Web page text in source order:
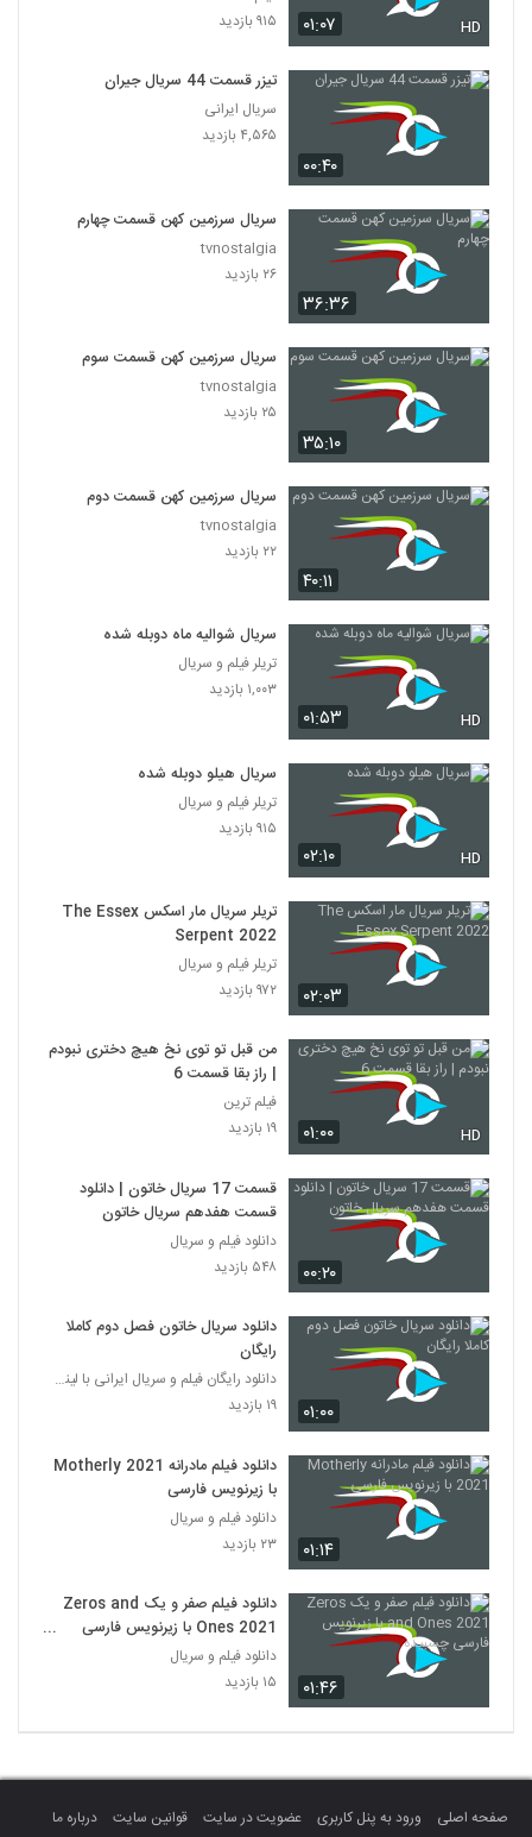
۰۱:۰۷ HD
۹۱۵ بازدید
۰۰:۴۰
تیزر قسمت 44 سریال جیران
سریال ایرانی
۴,۵۶۵ بازدید
۳۶:۳۶
سریال سرزمین کهن قسمت چهارم
tvnostalgia
۲۶ بازدید
۳۵:۱۰
سریال سرزمین کهن قسمت سوم
tvnostalgia
۲۵ بازدید
۴۰:۱۱
سریال سرزمین کهن قسمت دوم
tvnostalgia
۲۲ بازدید
۰۱:۵۳ HD
سریال شوالیه ماه دوبله شده
تریلر فیلم و سریال
۱,۰۰۳ بازدید
۰۲:۱۰ HD
سریال هیلو دوبله شده
تریلر فیلم و سریال
۹۱۵ بازدید
۰۲:۰۳
تریلر سریال مار اسکس The Essex
Serpent 2022
تریلر فیلم و سریال
۹۷۲ بازدید
۰۱:۰۰ HD
من قبل تو توی نخ هیچ دختری نبودم
| راز بقا قسمت 6
فیلم ترین
۱۹ بازدید
۰۰:۲۰
قسمت 17 سریال خاتون | دانلود
قسمت هفدهم سریال خاتون
دانلود فیلم و سریال
۵۴۸ بازدید
۰۱:۰۰
دانلود سریال خاتون فصل دوم کاملا
رایگان
دانلود رایگان فیلم و سریال ایرانی با لینک مستقیم
۱۹ بازدید
۰۱:۱۴
دانلود فیلم مادرانه Motherly 2021
با زیرنویس فارسی
دانلود فیلم و سریال
۲۳ بازدید
۰۱:۴۶
دانلود فیلم صفر و یک Zeros and
Ones 2021 با زیرنویس فارسی
چسبیده
دانلود فیلم و سریال
۱۵ بازدید
صفحه اصلی ورود به پنل کاربری عضویت در سایت قوانین سایت
درباره ما